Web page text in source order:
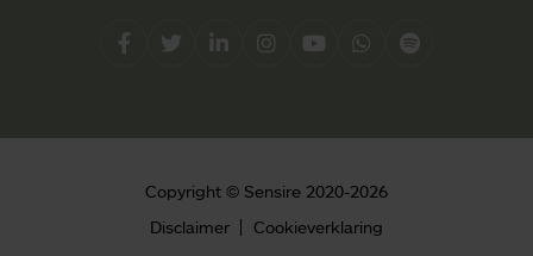
info@sensire.nl
FacebookTwitterLinkedInInstagram
YouTubeWhatsapp
Spotify
Copyright © Sensire 2020-2026
Disclaimer
Cookieverklaring